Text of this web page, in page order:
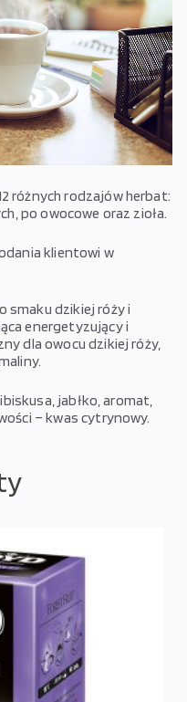
różnych rodzajów herbat:
po owocowe oraz zioła.
klientowi w
smaku dzikiej róży i
energetyzujący i
dla owocu dzikiej róży,
jabłko, aromat,
– kwas cytrynowy.